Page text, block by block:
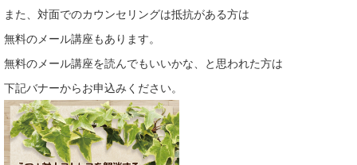
また、対面でのカウンセリングは抵抗がある方は
無料のメール講座もあります。
無料のメール講座を読んでもいいかな、と思われた方は
下記バナーからお申込みください。